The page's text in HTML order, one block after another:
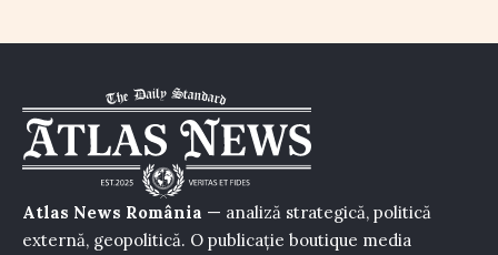
Atlas News România — analiză strategică, politică
externă, geopolitică. O publicație boutique media